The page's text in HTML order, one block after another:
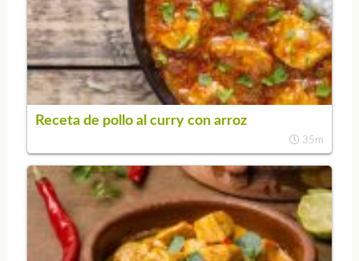
Receta de pollo al curry con arroz
35m